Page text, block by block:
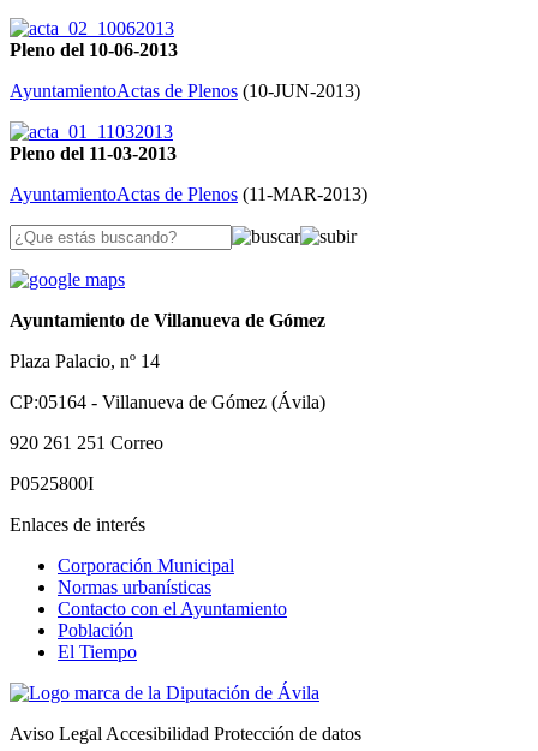
Pleno del 10-06-2013
AyuntamientoActas de Plenos (10-JUN-2013)
Pleno del 11-03-2013
AyuntamientoActas de Plenos (11-MAR-2013)
Ayuntamiento de Villanueva de Gómez
Plaza Palacio, nº 14
CP:05164 - Villanueva de Gómez (Ávila)
920 261 251 Correo
P0525800I
Enlaces de interés
Corporación Municipal
Normas urbanísticas
Contacto con el Ayuntamiento
Población
El Tiempo
Aviso LegalAccesibilidad Protección de datos